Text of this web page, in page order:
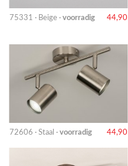
75331 · Beige · voorradig 44,90
72606 · Staal · voorradig 44,90